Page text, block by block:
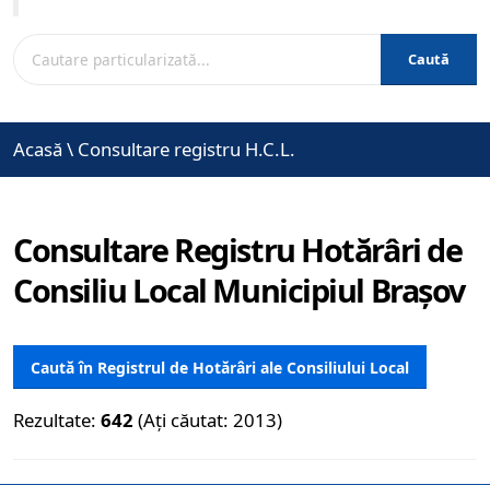
Caută
Acasă \ Consultare registru H.C.L.
Consultare Registru Hotărâri de
Consiliu Local Municipiul Brașov
Caută în Registrul de Hotărâri ale Consiliului Local
Rezultate: 642 (Ați căutat: 2013)